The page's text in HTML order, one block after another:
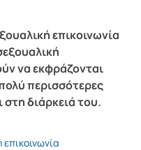
επικοινωνία
να εκφράζονται
περισσότερες
διάρκειά του.